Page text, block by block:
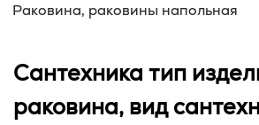
Раковина, раковины напольная
Сантехника тип
раковина, вид